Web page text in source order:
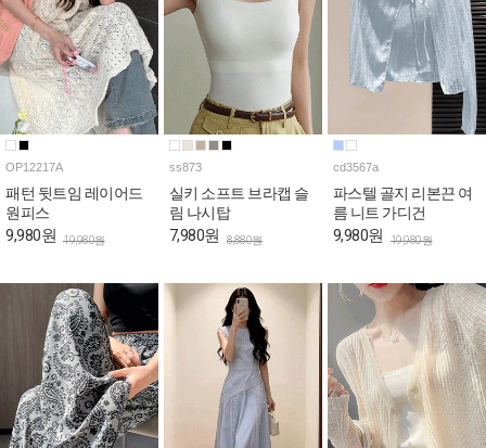
OP12217A
패턴 뒷트임 레이어드
원피스
9,980원 19,980원
ss873
실키 소프트 브라캡 슬
림 나시탑
7,980원 8,880원
cd3567a
파스텔 골지 리본끈 여
름 니트 가디건
9,980원 19,980원